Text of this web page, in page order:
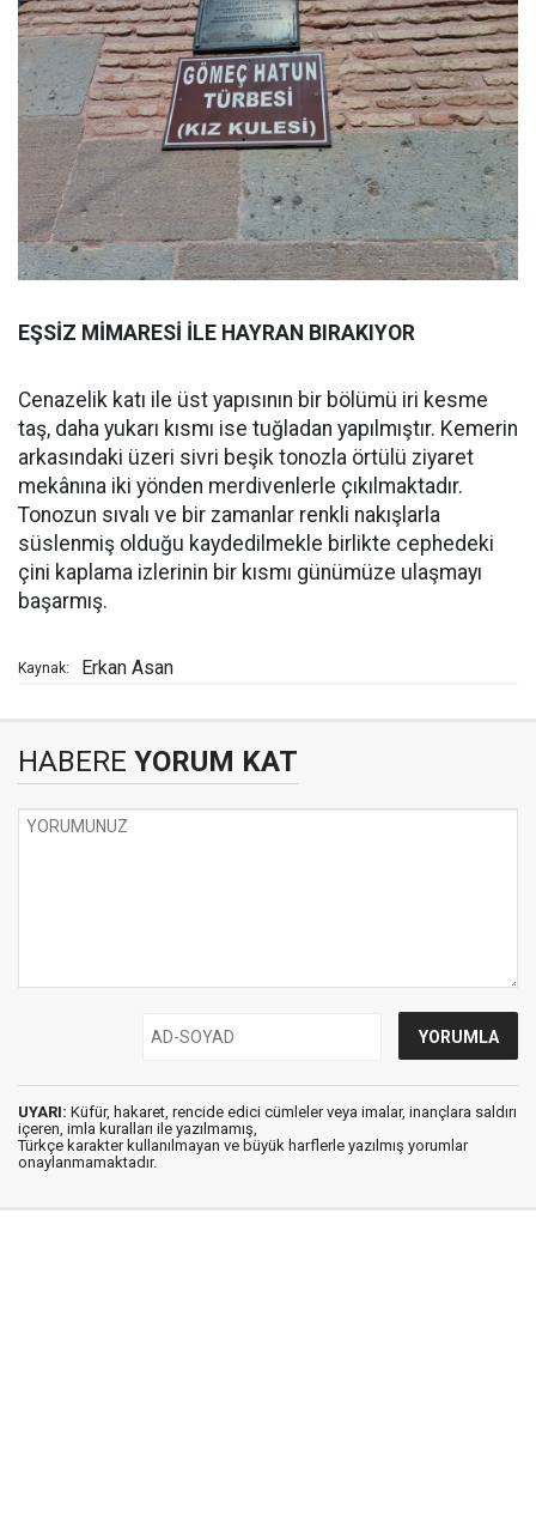
EŞSİZ MİMARESİ İLE HAYRAN BIRAKIYOR
Cenazelik katı ile üst yapısının bir bölümü iri kesme
taş, daha yukarı kısmı ise tuğladan yapılmıştır. Kemerin
arkasındaki üzeri sivri beşik tonozla örtülü ziyaret
mekânına iki yönden merdivenlerle çıkılmaktadır.
Tonozun sıvalı ve bir zamanlar renkli nakışlarla
süslenmiş olduğu kaydedilmekle birlikte cephedeki
çini kaplama izlerinin bir kısmı günümüze ulaşmayı
başarmış.
Kaynak: Erkan Asan
HABERE YORUM KAT
UYARI: Küfür, hakaret, rencide edici cümleler veya imalar, inançlara saldırı
içeren, imla kuralları ile yazılmamış,
Türkçe karakter kullanılmayan ve büyük harflerle yazılmış yorumlar
onaylanmamaktadır.